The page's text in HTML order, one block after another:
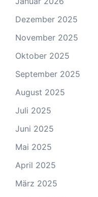
Dezember 2025
November 2025
Oktober 2025
September 2025
August 2025
Juli 2025
Juni 2025
Mai 2025
April 2025
März 2025